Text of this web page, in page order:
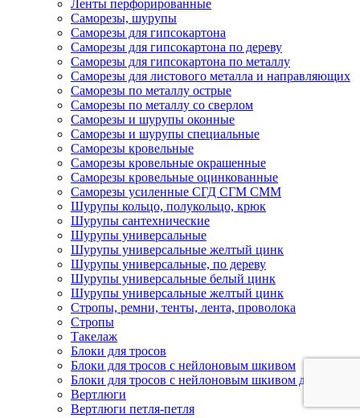
Ленты перфорированные
Саморезы, шурупы
Саморезы для гипсокартона
Саморезы для гипсокартона по дереву
Саморезы для гипсокартона по металлу
Саморезы для листового металла и направляющих
Саморезы по металлу острые
Саморезы по металлу со сверлом
Саморезы и шурупы оконные
Саморезы и шурупы специальные
Саморезы кровельные
Саморезы кровельные окрашенные
Саморезы кровельные оцинкованные
Саморезы усиленные СГД СГМ СММ
Шурупы кольцо, полукольцо, крюк
Шурупы сантехнические
Шурупы универсальные
Шурупы универсальные желтый цинк
Шурупы универсальные, по дереву
Шурупы универсальные белый цинк
Шурупы универсальные желтый цинк
Стропы, ремни, тенты, лента, проволока
Стропы
Такелаж
Блоки для тросов
Блоки для тросов с нейлоновым шкивом
Блоки для тросов с нейлоновым шкивом двойные
Вертлюги
Вертлюги петля-петля